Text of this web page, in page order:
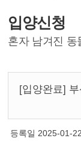
입양신청
혼자 남겨진 동
[입양완료]
등록일 2025-01-